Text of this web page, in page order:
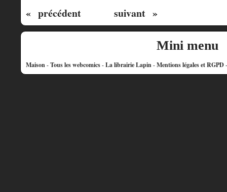
« précédent
suivant »
Mini menu
Maison-Tous les webcomics-La librairie Lapin-Mentions légales et RGPD